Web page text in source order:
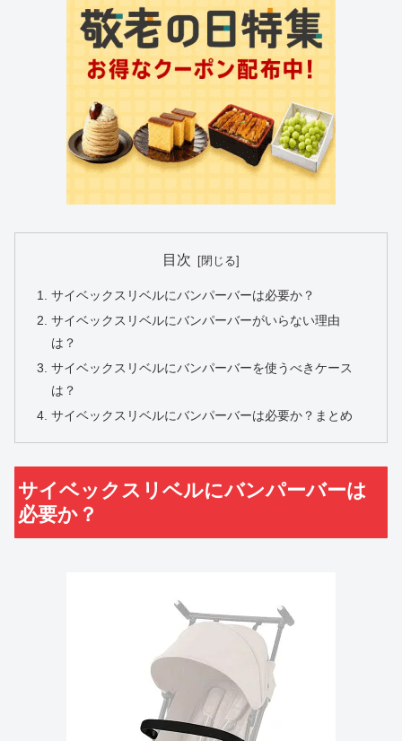
目次
サイベックスリベルにバンパーバーは必要か？
サイベックスリベルにバンパーバーがいらない理由
は？
サイベックスリベルにバンパーバーを使うべきケース
は？
サイベックスリベルにバンパーバーは必要か？まとめ
サイベックスリベルにバンパーバーは
必要か？